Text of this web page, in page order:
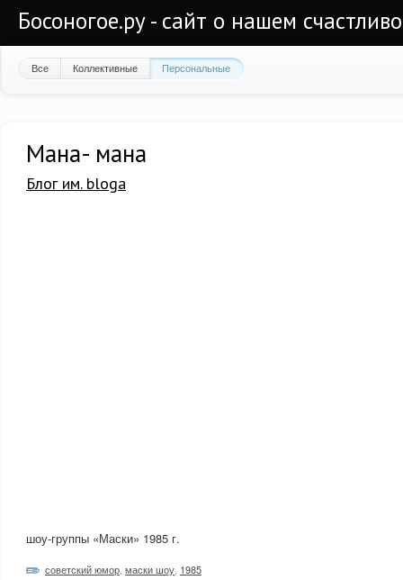
Босоногое.ру - сайт о нашем
Все Коллективные Персональные
Мана- мана
Блог им. bloga
шоу-группы «Маски» 1985 г.
советский юмор маски шоу 1985